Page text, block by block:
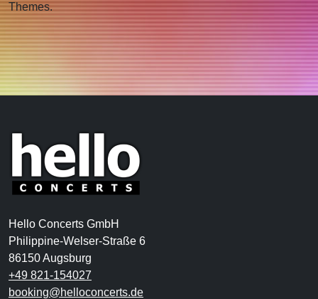
Themes.
Hello Concerts GmbH
Philippine-Welser-Straße 6
86150 Augsburg
+49 821-154027
booking@helloconcerts.de